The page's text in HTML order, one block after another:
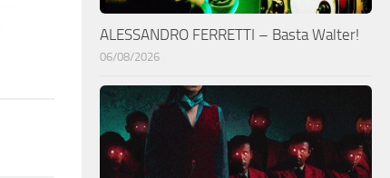
ALESSANDRO FERRETTI – Basta Walter!
06/08/2026